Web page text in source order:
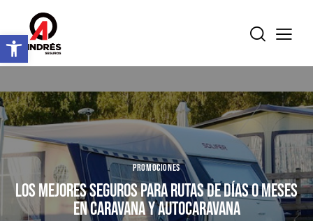
PROMOCIONES
LOS MEJORES SEGUROS PARA RUTAS DE DÍAS O MESES
EN CARAVANA Y AUTOCARAVANA
Abrir barra de herramientas